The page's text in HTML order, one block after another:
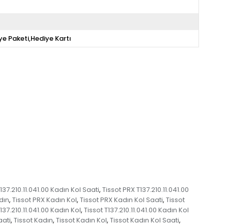
Paketi,Hediye Kartı
Kadın Kol Saati, Tissot PRX T137.210.11.041.00
, Tissot PRX Kadın Kol, Tissot PRX Kadın Kol Saati, Tissot
Kadın Kol, Tissot T137.210.11.041.00 Kadın Kol
, Tissot Kadın, Tissot Kadın Kol, Tissot Kadın Kol Saati,